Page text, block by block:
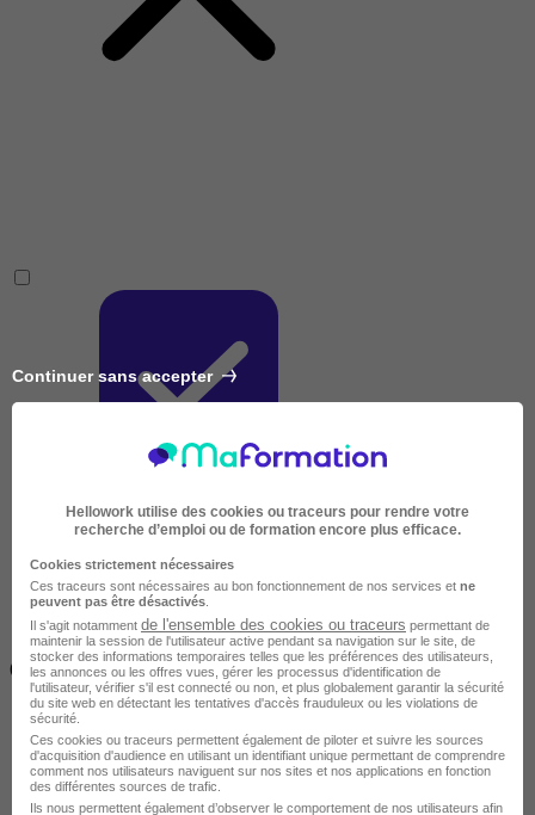
Très courte
Inférieur à 2 jours
(14h)
Continuer sans accepter
Hellowork utilise des cookies ou traceurs pour rendre votre
recherche d’emploi ou de formation encore plus efficace.
Cookies strictement nécessaires
Ces traceurs sont nécessaires au bon fonctionnement de nos services et ne
peuvent pas être désactivés
Il s'agit notamment de l'ensemble des cookies ou traceurs permettant de
maintenir la session de l'utilisateur active pendant sa navigation sur le site, de
stocker des informations temporaires telles que les préférences des utilisateurs,
les annonces ou les offres vues, gérer les processus d'identification de
l'utilisateur, vérifier s'il est connecté ou non, et plus globalement garantir la sécurité
du site web en détectant les tentatives d'accès frauduleux ou les violations de
sécurité.
Ces cookies ou traceurs permettent également de piloter et suivre les sources
d'acquisition d'audience en utilisant un identifiant unique permettant de comprendre
comment nos utilisateurs naviguent sur nos sites et nos applications en fonction
des différentes sources de trafic.
Ils nous permettent également d’observer le comportement de nos utilisateurs afin